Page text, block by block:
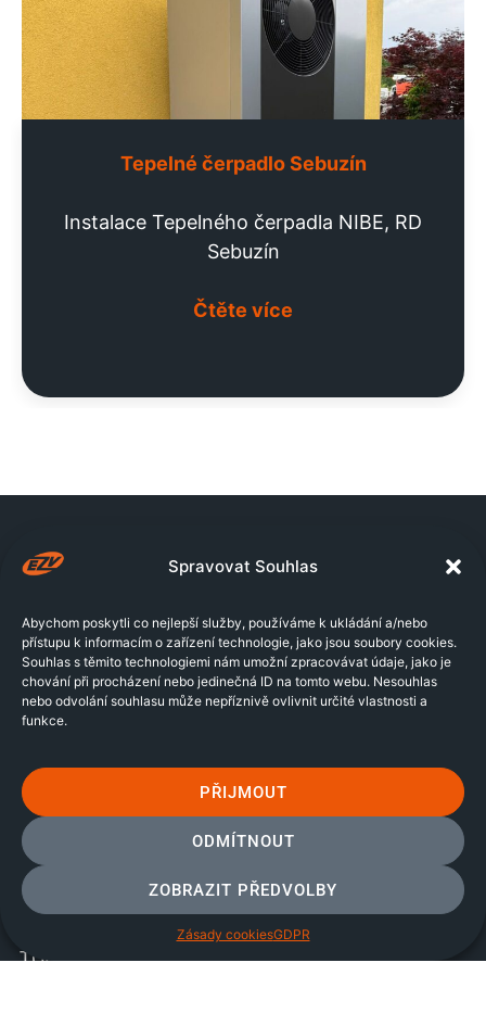
Spravovat Souhlas
Abychom poskytli co nejlepší služby, používáme k ukládání a/nebo
přístupu k informacím o zařízení technologie, jako jsou soubory cookies.
Souhlas s těmito technologiemi nám umožní zpracovávat údaje, jako je
chování při procházení nebo jedinečná ID na tomto webu. Nesouhlas
nebo odvolání souhlasu může nepříznivě ovlivnit určité vlastnosti a
funkce.
PŘIJMOUT
ODMÍTNOUT
ZOBRAZIT PŘEDVOLBY
Zásady cookiesGDPR
Tepelné čerpadlo Sebuzín
Instalace Tepelného čerpadla NIBE, RD
Sebuzín
Čtěte více
KONTAKTY
+420 608 127 126
Želetická 1924/5c
41201 Litoměřice
SLUŽBY
TEPELNÁ ČERPADLA
SOLÁRNÍ SYSTÉMY
TOPNÉ SYSTÉMY